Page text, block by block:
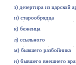
з) дезертира из царской
и) старообрядца
к) беженца
л) ссыльного
м) бывшего разбойника
н) бывшего внешнего